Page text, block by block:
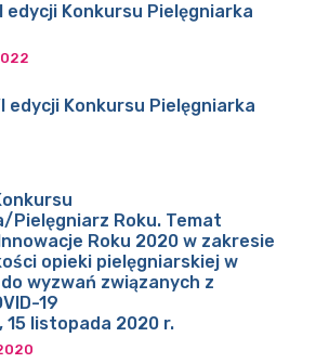
edycji Konkursu Pielęgniarka
edycji Konkursu Pielęgniarka
Pielęgniarz Roku. Temat
Roku 2020 w zakresie
opieki pielęgniarskiej w
wyzwań związanych z
19
15 listopada 2020 r.